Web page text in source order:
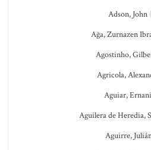
Adson, John
Ağa, Zurnazen
Agostinho,
Agricola,
Aguiar, Ernani
Aguilera de Heredia,
Aguirre,